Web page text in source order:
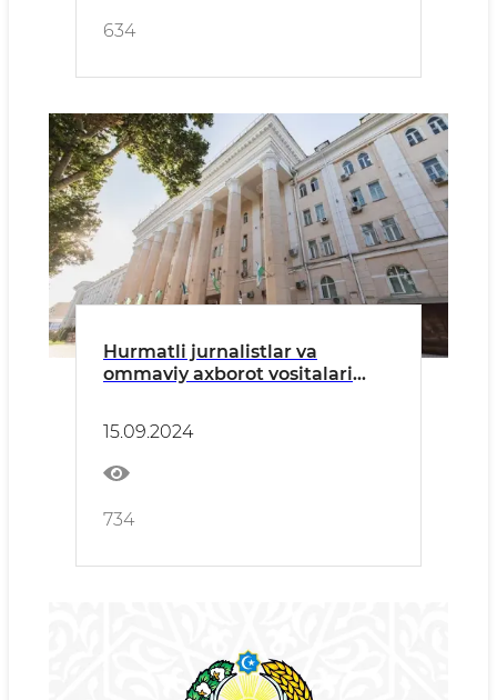
634
Hurmatli jurnalistlar va
ommaviy axborot vositalari
15.09.2024
734